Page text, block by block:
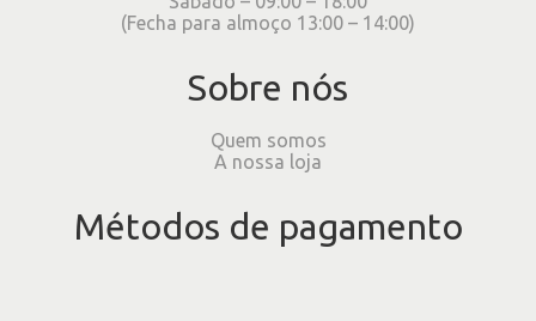
(Fecha para almoço 13:00 – 14:00)
Sobre nós
Quem somos
A nossa loja
Métodos de pagamento